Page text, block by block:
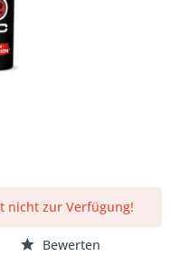
nicht zur Verfügung!
Bewerten